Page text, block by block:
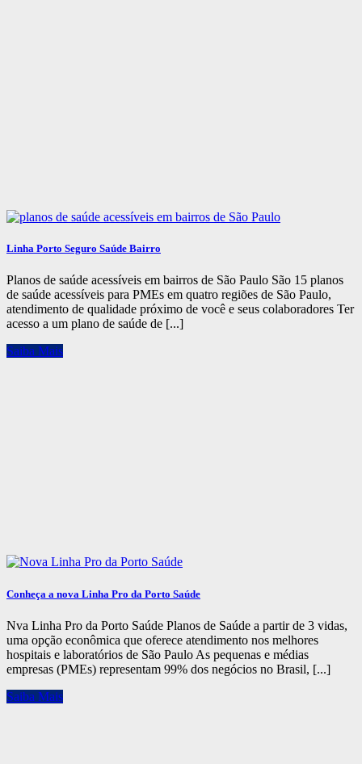
Linha Porto Seguro Saúde Bairro
Planos de saúde acessíveis em bairros de São Paulo São 15 planos
de saúde acessíveis para PMEs em quatro regiões de São Paulo,
atendimento de qualidade próximo de você e seus colaboradores Ter
acesso a um plano de saúde de [...]
Saiba Mais
Conheça a nova Linha Pro da Porto Saúde
Nva Linha Pro da Porto Saúde Planos de Saúde a partir de 3 vidas,
uma opção econômica que oferece atendimento nos melhores
hospitais e laboratórios de São Paulo As pequenas e médias
empresas (PMEs) representam 99% dos negócios no Brasil, [...]
Saiba Mais